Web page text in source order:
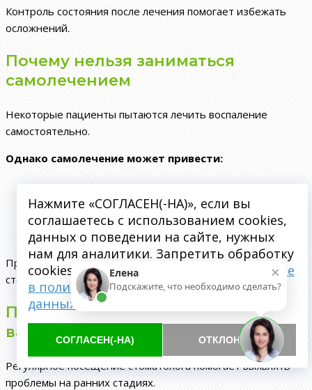
Контроль состояния после лечения помогает избежать
осложнений.
Почему нельзя заниматься
самолечением
Некоторые пациенты пытаются лечить воспаление
самостоятельно.
Однако самолечение может привести:
к усилению воспалительного процесса;
к распространению инфекции;
к осложнениям;
к ухудшению общего состояния.
При появлении симптомов важно обратиться к
стоматологу.
Почему профилактика остаётся
важной
Регулярное посещение стоматолога помогает выявлять
проблемы на ранних стадиях.
Нажмите «СОГЛАСЕН(-НА)», если вы
соглашаетесь с использованием cookies,
данных о поведении на сайте, нужных
нам для аналитики. Запретить обработку
cookies можете через браузер.
Подробнее
в политике обработки персональных
данных
СОГЛАСЕН(-НА) ОТКЛОНИТЬ
×
Елена
Подскажите, что необходимо сделать?